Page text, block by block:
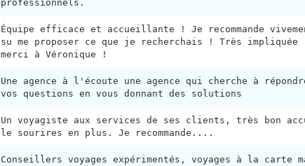
professionnels.
Équipe efficace et accueillante ! Je recommande
su me proposer ce que je recherchais ! Très impliquée
merci à Véronique !
Une agence à l'écoute une agence qui cherche à
vos questions en vous donnant des solutions
Un voyagiste aux services de ses clients, très bon
le sourires en plus. Je recommande....
Conseillers voyages expérimentés, voyages à la carte